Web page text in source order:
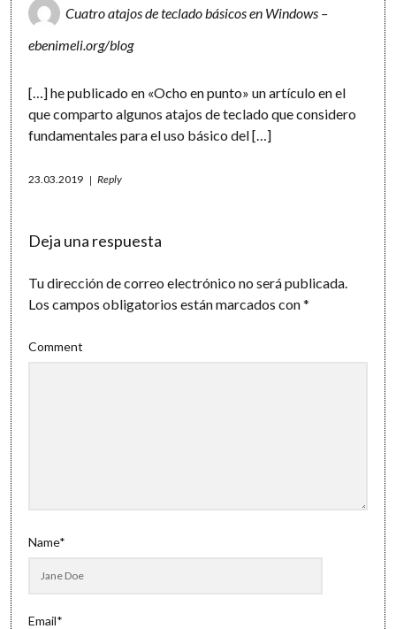
Cuatro atajos de teclado básicos en Windows –
ebenimeli.org/blog
[…] he publicado en «Ocho en punto» un artículo en el
que comparto algunos atajos de teclado que considero
fundamentales para el uso básico del […]
23.03.2019 Reply
Deja una respuesta
Tu dirección de correo electrónico no será publicada.
Los campos obligatorios están marcados con*
Comment
Name*
Email*